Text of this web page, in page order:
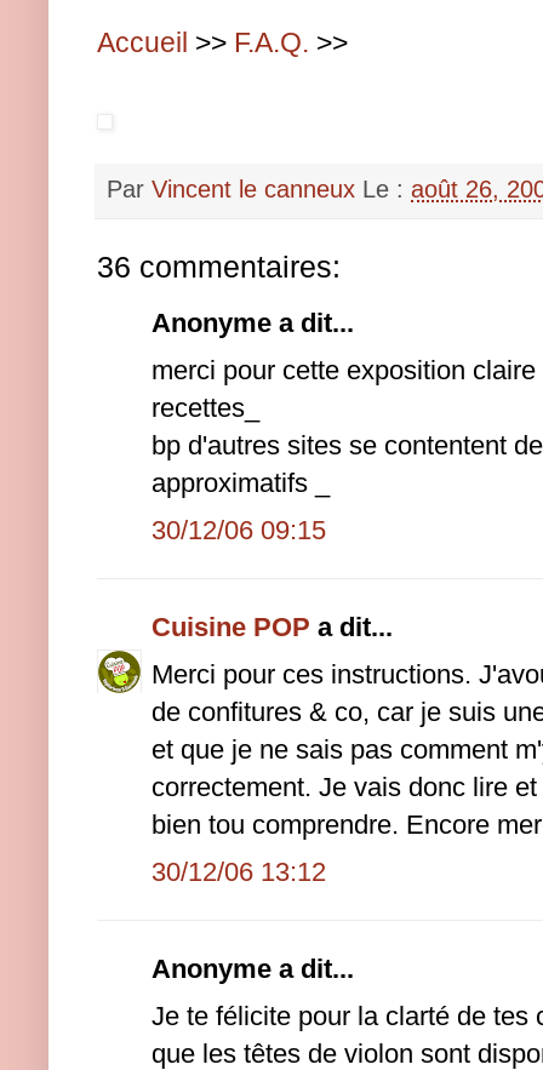
Accueil >> F.A.Q. >>
Par Vincent le canneux Le : août 26,
36 commentaires:
Anonyme a dit...
merci pour cette exposition
recettes_
bp d'autres sites se contentent
approximatifs _
30/12/06 09:15
Cuisine POP a dit...
Merci pour ces instructions.
de confitures & co, car je suis
et que je ne sais pas comment
correctement. Je vais donc lire
bien tou comprendre. Encore
30/12/06 13:12
Anonyme a dit...
Je te félicite pour la clarté de tes
que les têtes de violon sont